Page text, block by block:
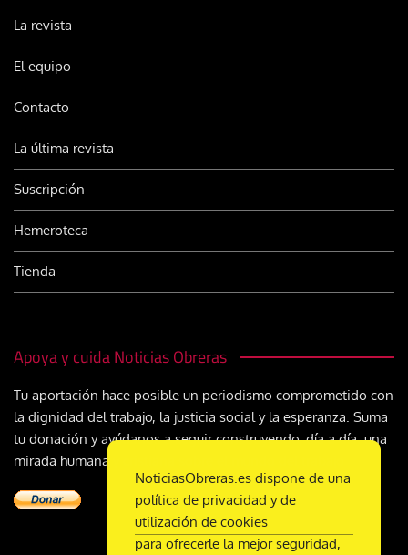
La revista
El equipo
Contacto
La última revista
Suscripción
Hemeroteca
Tienda
Apoya y cuida Noticias Obreras
Tu aportación hace posible un periodismo comprometido con
la dignidad del trabajo, la justicia social y la esperanza. Suma
tu donación y ayúdanos a seguir construyendo, día a día, una
mirada humana y cristiana sobre el mundo del trabajo
NoticiasObreras.es dispone de una
política de privacidad y de
utilización de cookies
para ofrecerle la mejor seguridad,